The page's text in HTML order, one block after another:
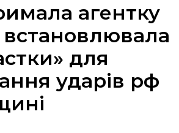
агентку
встановлювала
для
ударів рф